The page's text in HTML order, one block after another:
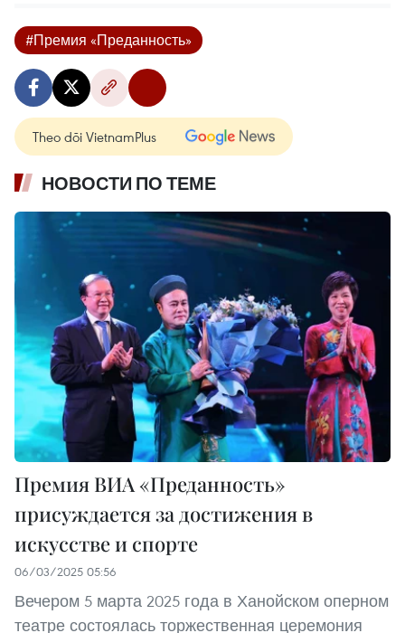
#Премия «Преданность»
Theo dõi VietnamPlus
НОВОСТИ ПО ТЕМЕ
Премия ВИА «Преданность»
присуждается за достижения в
искусстве и спорте
06/03/2025 05:56
Вечером 5 марта 2025 года в Ханойском оперном
театре состоялась торжественная церемония